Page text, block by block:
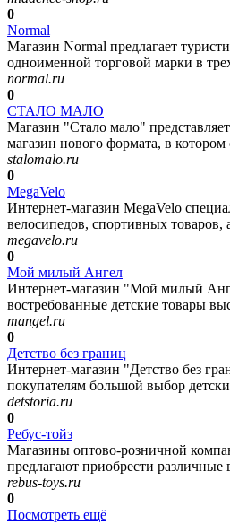
0
Normal
Магазин Normal предлагает
одноименной торговой марки в
normal.ru
0
СТАЛО МАЛО
Магазин "Стало мало"
магазин нового формата, в котором
stalomalo.ru
0
MegaVelo
Интернет-магазин MegaVelo
велосипедов, спортивных товаров,
megavelo.ru
0
Мой милый Ангел
Интернет-магазин "Мой милый
востребованные детские товары
mangel.ru
0
Детство без границ
Интернет-магазин "Детство без
покупателям большой выбор
detstoria.ru
0
Ребус-тойз
Магазины оптово-розничной
предлагают приобрести различные
rebus-toys.ru
0
Посмотреть ещё